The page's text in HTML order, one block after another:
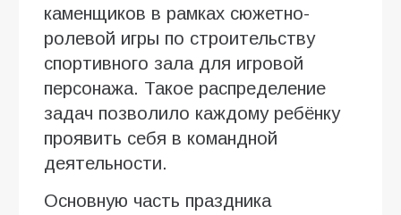
каменщиков в рамках сюжетно-
ролевой игры по строительству
спортивного зала для игровой
персонажа. Такое распределение
задач позволило каждому ребёнку
проявить себя в командной
деятельности.
Основную часть праздника